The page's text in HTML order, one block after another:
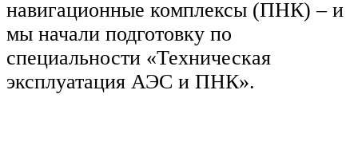
навигационные комплексы (ПНК) – и
мы начали подготовку по
специальности «Техническая
эксплуатация АЭС и ПНК».